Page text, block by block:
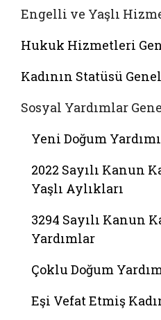
Engelli ve Yaşlı
Hukuk Hizmetleri
Kadının Statüsü
Sosyal Yardımlar
Yeni Doğum Yardımı
2022 Sayılı Kanun
Yaşlı Aylıkları
3294 Sayılı Kanun
Yardımlar
Çoklu Doğum
Eşi Vefat Etmiş